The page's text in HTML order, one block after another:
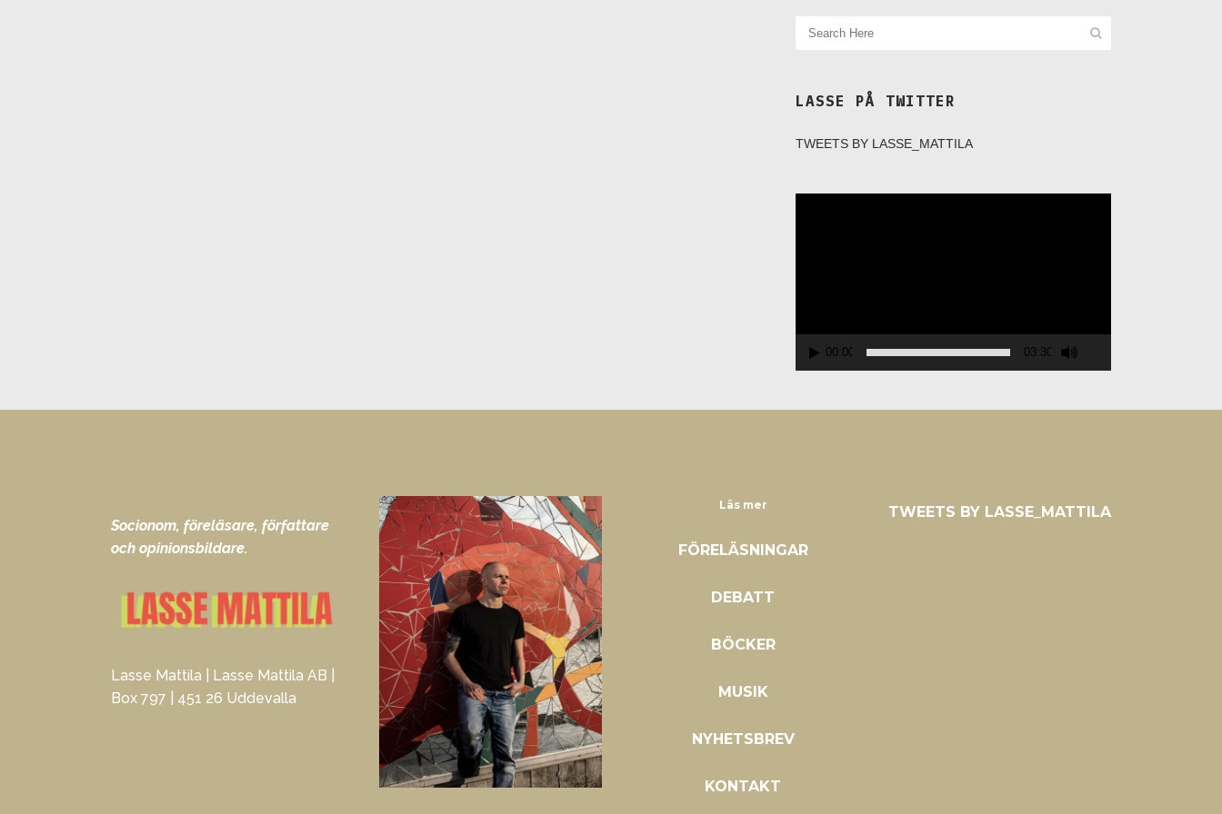
LASSE PÅ TWITTER
TWEETS BY LASSE_MATTILA
00:00 03:30
Socionom, föreläsare, författare
och opinionsbildare.
Lasse Mattila | Lasse Mattila AB |
Box 797 | 451 26 Uddevalla
Läs mer
FÖRELÄSNINGAR
DEBATT
BÖCKER
MUSIK
NYHETSBREV
KONTAKT
TWEETS BY LASSE_MATTILA